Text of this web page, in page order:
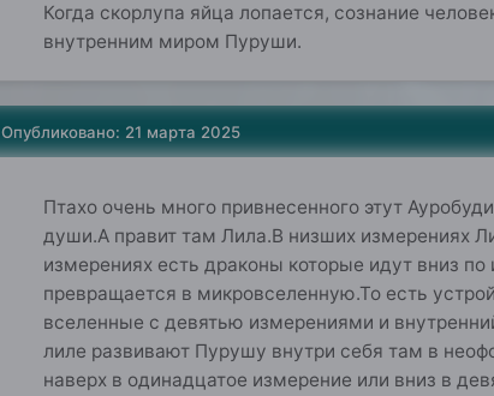
Когда скорлупа яйца лопается, сознание
внутренним миром Пуруши.
Опубликовано: 21 марта 2025
Птахо очень много привнесенного этут
души.А правит там Лила.В низших измерениях
измерениях есть драконы которые идут вниз
превращается в микровселенную.То есть
вселенные с девятью измерениями и
лиле развивают Пурушу внутри себя там в
наверх в одинадцатое измерение или вниз в